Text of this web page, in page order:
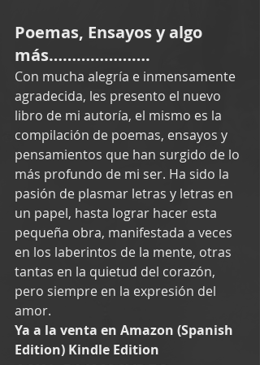
Poemas, Ensayos y algo
más………………….
Con mucha alegría e inmensamente
agradecida, les presento el nuevo
libro de mi autoría, el mismo es la
compilación de poemas, ensayos y
pensamientos que han surgido de lo
más profundo de mi ser. Ha sido la
pasión de plasmar letras y letras en
un papel, hasta lograr hacer esta
pequeña obra, manifestada a veces
en los laberintos de la mente, otras
tantas en la quietud del corazón,
pero siempre en la expresión del
amor.
Ya a la venta en Amazon (Spanish
Edition) Kindle Edition